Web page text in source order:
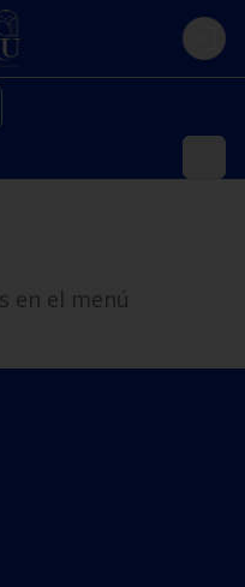
Login
en el menú